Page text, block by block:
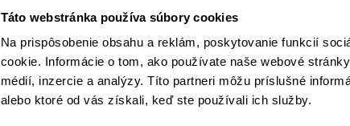
Táto webstránka používa súbory cookies
Na prispôsobenie obsahu a reklám, poskytovanie funkcií
cookie. Informácie o tom, ako používate naše webové
médií, inzercie a analýzy. Títo partneri môžu príslušné
alebo ktoré od vás získali, keď ste používali ich služby.